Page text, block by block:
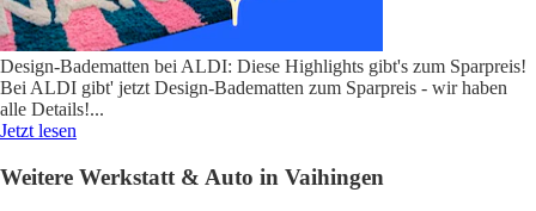
Design-Badematten bei ALDI: Diese Highlights gibt's zum Sparpreis!
Bei ALDI gibt' jetzt Design-Badematten zum Sparpreis - wir haben
alle Details!...
Jetzt lesen
Weitere Werkstatt & Auto in Vaihingen